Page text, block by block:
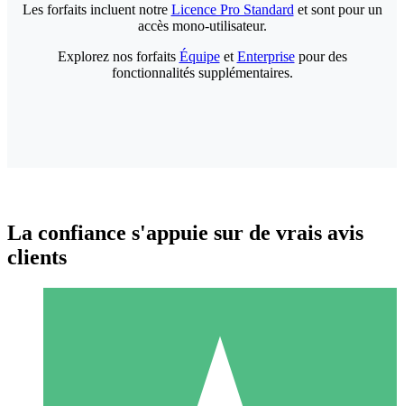
Packs de Crédits Individuels
Les forfaits incluent notre Licence Pro Standard et sont pour un
accès mono-utilisateur.
Explorez nos forfaits Équipeet Enterprisepour des
fonctionnalités supplémentaires.
La confiance s'appuie sur de vrais avis
clients